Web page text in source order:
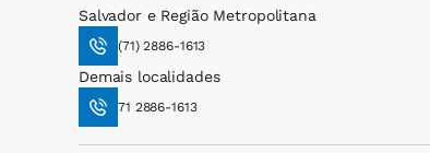
Salvador e Região Metropolitana
(71) 2886-1613
Demais localidades
71 2886-1613